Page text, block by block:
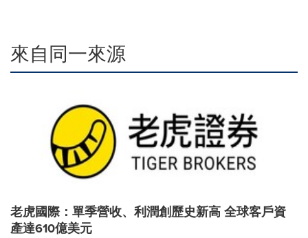
來自同一來源
老虎國際：單季營收、利潤創歷史新高 全球客戶資
產達610億美元